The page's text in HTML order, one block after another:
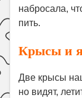
набросала,
пить.
Крысы и
Две крысы
но видят,